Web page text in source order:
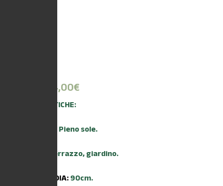
24,00€
CARATTERISTICHE:
Pieno sole.
Terrazzo, giardino.
ALTEZZA MEDIA:90cm.